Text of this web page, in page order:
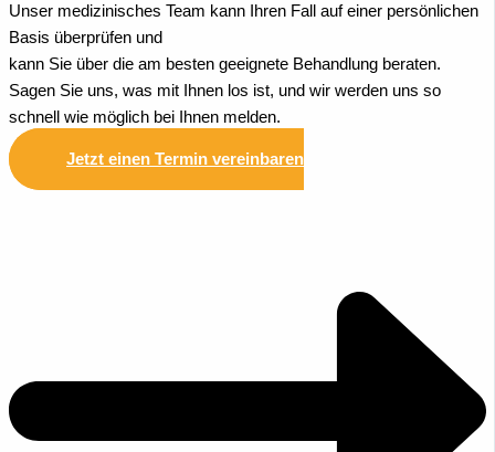
Unser medizinisches Team kann Ihren Fall auf einer persönlichen
Basis überprüfen und
kann Sie über die am besten geeignete Behandlung beraten.
Sagen Sie uns, was mit Ihnen los ist, und wir werden uns so
schnell wie möglich bei Ihnen melden.
Jetzt einen Termin vereinbaren